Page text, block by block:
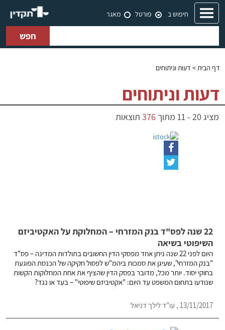
Toggle
navigation
חיפוש ב פורטל מאגר
חפש
דף הבית> דעות וניתוחים
דעות וניתוחים
מציג 20
-
11 מתוך 376 תוצאות
22 שנה לפס"ד בנק המזרחי – המחלוקת על האקטיביזם
השיפוטי בשיאה
היום לפני 22 שנה ניתן אחד מפסקי הדין החשובים בתולדות המדינה – פס"ד
"בנק המזרחי", שעיגן את סמכות ביהמ"ש לפסול חקיקה של הכנסת הפוגעת
בחוקי יסוד. יותר מכל, מדובר בפסק הדין שהציף את אחת המחלוקות הקשות
שנודעו בתחום המשפט עד היום: "אקטיביזם שיפוטי" – בעד או נגד?
13/11/2017 , עו"ד לילך דניאל